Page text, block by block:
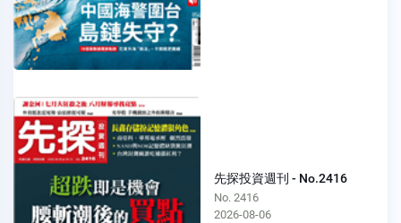
先探投資週刊 - No.2416
No. 2416
2026-08-06